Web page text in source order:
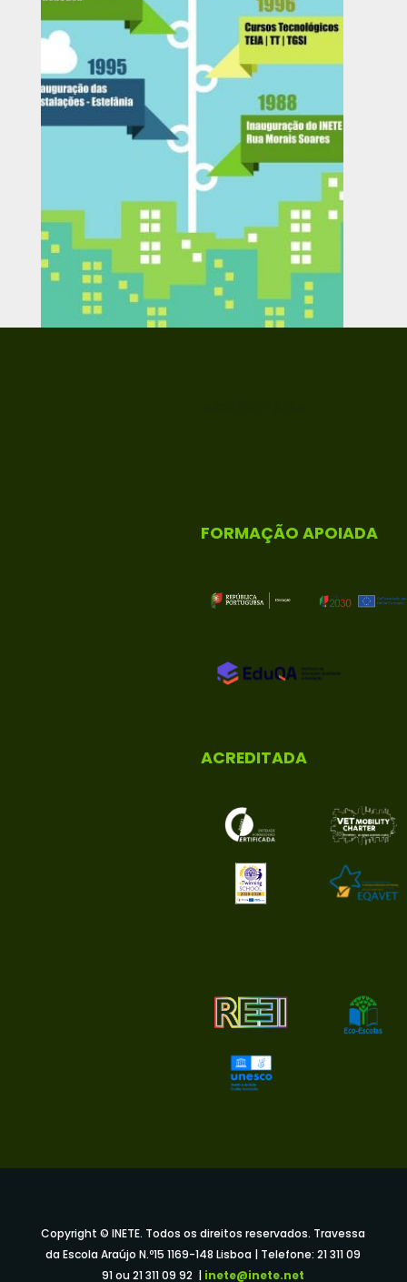
FORMAÇÃO APOIADA
ACREDITADA
Copyright © INETE. Todos os direitos reservados. Travessa
da Escola Araújo N.º15 1169-148 Lisboa | Telefone: 21 311 09
91 ou 21 311 09 92 | inete@inete.net